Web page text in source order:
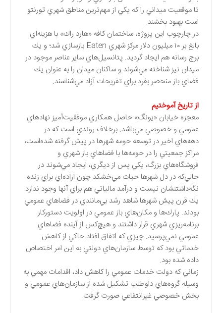
تا موقعيت ميداني را كه يكي از مهم‌ترين مناطق شهري تورنتو
است بهبود بخشند.
در چارچوب اين پروژه، ساختمان كافه «هارد راك» با هزينه‌اي
بالغ بر ۱۰ ميليون دلار مركز شهري Eaten بازسازي شد؛ و يك
برج رسانه هم ايجاد گرديد. پتانسيل‌هاي ساير عناصر موجود در
ميدان نيز شناخته مي‌شوند و ساكنان ميدان را به عنوان يك
فضاي باز منحصر بفرد براي تفريحات آزاد مي‌شناسند.
از تاريخ آموختيم
معجزه خيابان «يونگ» حاصل همكاري موفقيت‌آميز نهادهاي
عمومي و خصوصي مي‌باشد. برخلاف روندي است كه در
دهه‌هاي اخير در توسعه‌ حومه شهرها در پيش گرفته شده‌است،
مراكز جمعيتي را در حومه‌ها با فضاهاي باز شهري و
فروشگاه‌هاي بزرگ، يكي پس از ديگري، ايجاد مي‌شوند در
حالي‌كه در دل شهرها حيات مي‌خشكد چون اراده‌اي براي زنده
نگه‌داشتنشان نيست و درآمد مالياتي هم براي آنها وجود ندارد.
يك قرن پيش شهرها شاهد رشد بي‌مانندي در فضاهاي عمومي
بودند. پارك‌ها و مكان‌هاي باز عمومي در اولويت دستوركار
برنامه‌‌ريزي‌ شهري قرار داشتند و هيچ‌كس از آينده فضاهاي
عمومي نمي‌پرسيد. چيزي كه اتفاق افتاد حاكي از كاهش
خدماتي بود كه توسط سازمان‌هاي دولتي به اين امر اختصاص
داده شده بود.
زماني كه دولت خدمات عمومي را كاهش داد، اقدامات مهمي به
وسيله گروه‌هاي داوطلب تشكيل شده از سازمان‌هاي عمومي و
بخش خصوصي غيرانتفاعي صورت گرفت.